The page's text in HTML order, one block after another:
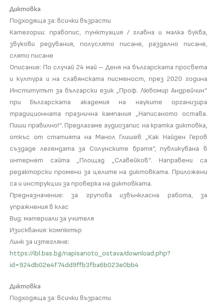
Диктовка
Подходяща за: всички възрасти
Категории: правопис, пунктуация / главна и малка буква,
звукови редувания, полуслято писане, разделно писане,
слято писане
Описание: По случай 24 май – Деня на българската просвета
и култура и на славянската писменост, през 2020 година
Институтът за български език „Проф. Любомир Андрейчин“
при Българската академия на науките организира
традиционната празнична кампания „Написаното остава.
Пиши правилно!“. Предлагаме аудиозапис на кратка диктовка,
откъс от статията на Манол Глишев „Как Найден Геров
създаде легендата за Солунските братя“, публикувана в
интернет сайта „Площад „Славейков“. Направени са
редакторски промени за целите на диктовката. Приложени
са и инструкции за проверка на диктовката.
Предназначение: за групова извънкласна работа, за
упражнения в клас
Вид: материали за учителя
Изисквания: компютър
Линк за изтегляне:
https://ibl.bas.bg/napisanoto_ostava/download.php?
id=924db02e4f74dd9ffb3fba6b023e0bb4
Диктовка
Подходяща за: всички възрасти